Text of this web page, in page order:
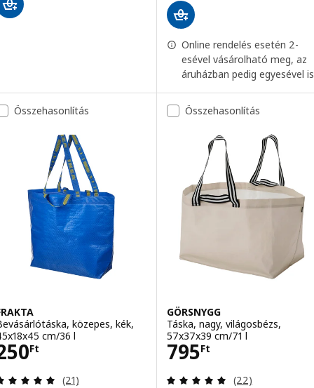
Online rendelés esetén 2-
esével vásárolható meg, az
áruházban pedig egyesével
Összehasonlítás
közepes, kék,
cm/36 l
Ft
250Ft
Vélemény: 5 kívül 5 csillag. Összes vélemény:
(21)
Összehasonlítás
GÖRSNYGG
Táska, nagy, világosbézs,
57x37x39 cm/71 l
795Ft
Ár 795Ft
Vélemény: 5
(22)